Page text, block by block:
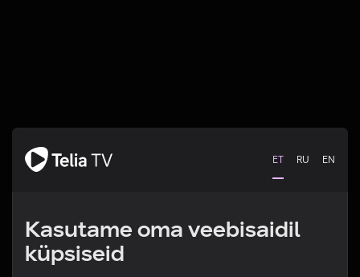
ET RU EN
Kasutame oma veebisaidil
küpsiseid